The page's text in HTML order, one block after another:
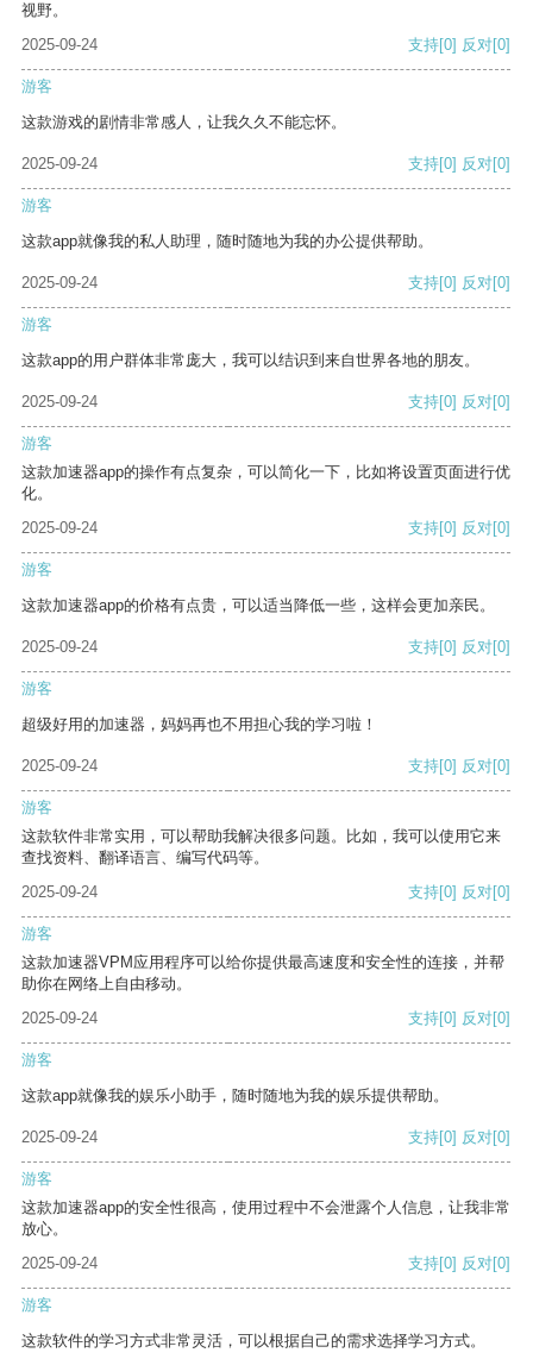
视野。
2025-09-24
支持[0] 反对[0]
游客
这款游戏的剧情非常感人，让我久久不能忘怀。
2025-09-24 支持[0] 反对[0]
游客
这款app就像我的私人助理，随时随地为我的办公提供帮助。
2025-09-24 支持[0] 反对[0]
游客
这款app的用户群体非常庞大，我可以结识到来自世界各地的朋友。
2025-09-24 支持[0] 反对[0]
游客
这款加速器app的操作有点复杂，可以简化一下，比如将设置页面进行优
化。
2025-09-24
支持[0] 反对[0]
游客
这款加速器app的价格有点贵，可以适当降低一些，这样会更加亲民。
2025-09-24 支持[0] 反对[0]
游客
超级好用的加速器，妈妈再也不用担心我的学习啦！
2025-09-24 支持[0] 反对[0]
游客
这款软件非常实用，可以帮助我解决很多问题。比如，我可以使用它来
查找资料、翻译语言、编写代码等。
2025-09-24
支持[0] 反对[0]
游客
这款加速器VPM应用程序可以给你提供最高速度和安全性的连接，并帮
助你在网络上自由移动。
2025-09-24
支持[0] 反对[0]
游客
这款app就像我的娱乐小助手，随时随地为我的娱乐提供帮助。
2025-09-24 支持[0] 反对[0]
游客
这款加速器app的安全性很高，使用过程中不会泄露个人信息，让我非常
放心。
2025-09-24
支持[0] 反对[0]
游客
这款软件的学习方式非常灵活，可以根据自己的需求选择学习方式。